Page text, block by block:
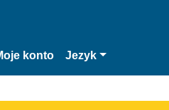
konto Jezyk